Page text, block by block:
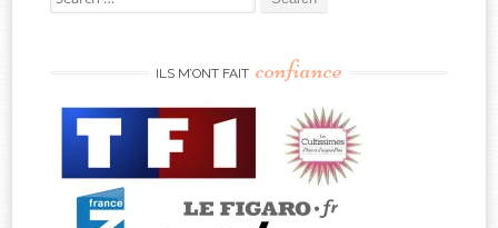
for:
ILS M’ONT FAIT confiance